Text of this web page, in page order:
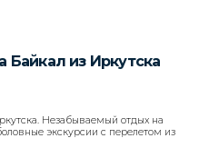
Байкал из Иркутска
Незабываемый отдых на
экскурсии с перелетом из